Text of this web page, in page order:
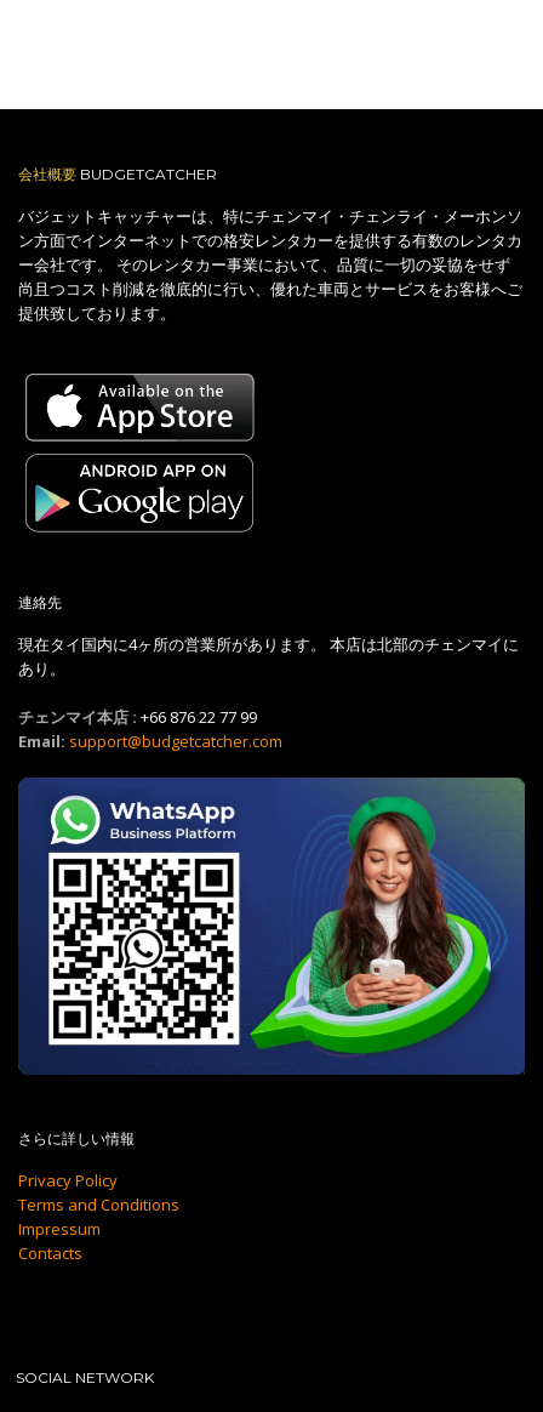
会社概要 BUDGETCATCHER
バジェットキャッチャーは、特にチェンマイ・チェンライ・メーホンソ
ン方面でインターネットでの格安レンタカーを提供する有数のレンタカ
ー会社です。 そのレンタカー事業において、品質に一切の妥協をせず
尚且つコスト削減を徹底的に行い、優れた車両とサービスをお客様へご
提供致しております。
連絡先
現在タイ国内に4ヶ所の営業所があります。 本店は北部のチェンマイに
あり。
チェンマイ本店 : +66 876 22 77 99
Email: support@budgetcatcher.com
さらに詳しい情報
Privacy Policy
Terms and Conditions
Impressum
Contacts
SOCIAL NETWORK